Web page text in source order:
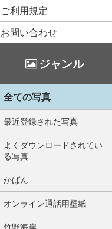
ご利用規定
お問い合わせ
ジャンル
全ての写真
最近登録された写真
よくダウンロードされてい
る写真
かばん
オンライン通話用壁紙
竹野海岸